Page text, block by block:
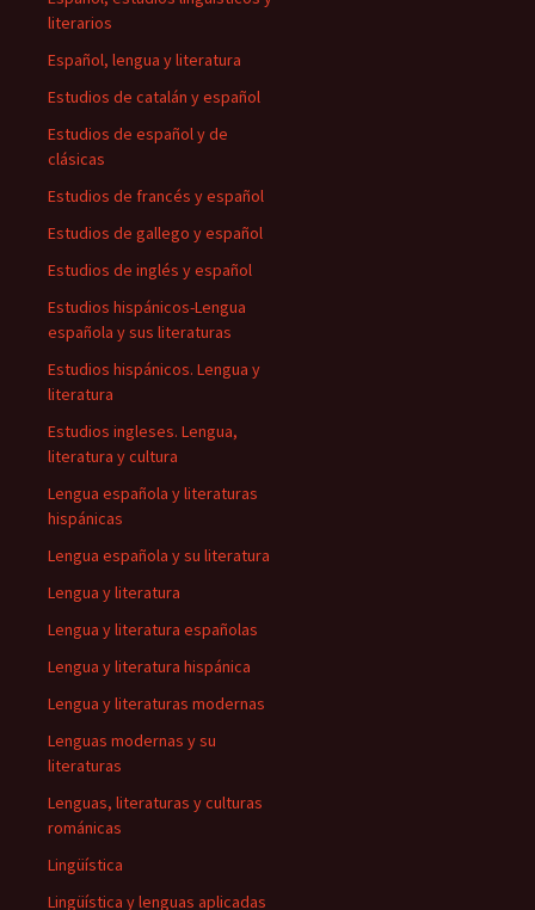
literarios
Español, lengua y literatura
Estudios de catalán y español
Estudios de español y de
clásicas
Estudios de francés y español
Estudios de gallego y español
Estudios de inglés y español
Estudios hispánicos-Lengua
española y sus literaturas
Estudios hispánicos. Lengua y
literatura
Estudios ingleses. Lengua,
literatura y cultura
Lengua española y literaturas
hispánicas
Lengua española y su literatura
Lengua y literatura
Lengua y literatura españolas
Lengua y literatura hispánica
Lengua y literaturas modernas
Lenguas modernas y su
literaturas
Lenguas, literaturas y culturas
románicas
Lingüística
Lingüística y lenguas aplicadas